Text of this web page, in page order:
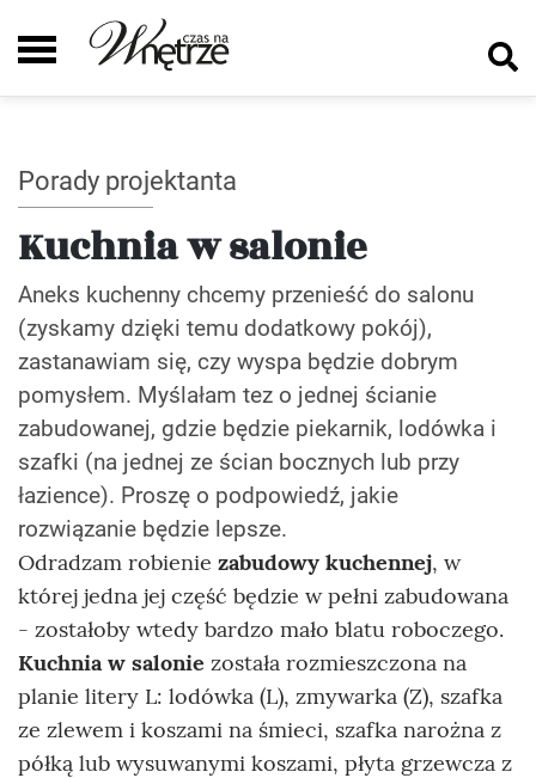
Porady projektanta
Kuchnia w salonie
Aneks kuchenny chcemy przenieść do salonu
(zyskamy dzięki temu dodatkowy pokój),
zastanawiam się, czy wyspa będzie dobrym
pomysłem. Myślałam tez o jednej ścianie
zabudowanej, gdzie będzie piekarnik, lodówka i
szafki (na jednej ze ścian bocznych lub przy
łazience). Proszę o podpowiedź, jakie
rozwiązanie będzie lepsze.
Odradzam robienie zabudowy kuchennej, w
której jedna jej część będzie w pełni zabudowana
- zostałoby wtedy bardzo mało blatu roboczego.
Kuchnia w salonie została rozmieszczona na
planie litery L: lodówka (L), zmywarka (Z), szafka
ze zlewem i koszami na śmieci, szafka narożna z
półką lub wysuwanymi koszami, płyta grzewcza z